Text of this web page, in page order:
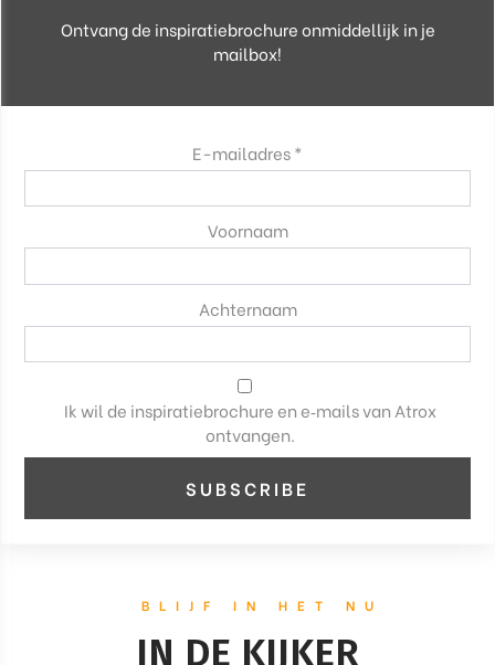
Ontvang de inspiratiebrochure onmiddellijk in je
mailbox!
E-mailadres *
Voornaam
Achternaam
Ik wil de inspiratiebrochure en e‑mails van Atrox
ontvangen.
BLIJF IN HET NU
IN DE KIJKER